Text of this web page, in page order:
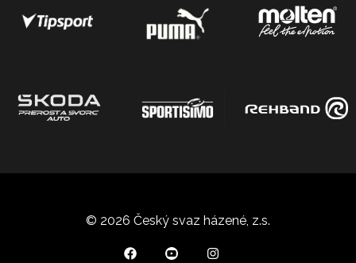
© 2026 Český svaz házené, z.s.